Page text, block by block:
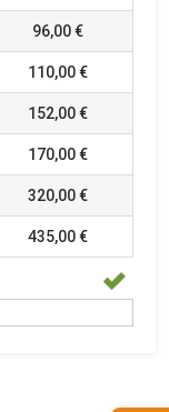
96,00 €
110,00 €
152,00 €
170,00 €
320,00 €
435,00 €